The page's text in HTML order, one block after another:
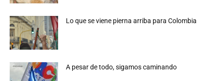
Lo que se viene pierna arriba para Colombia
A pesar de todo, sigamos caminando